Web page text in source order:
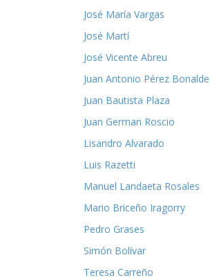
José María Vargas
José Martí
José Vicente Abreu
Juan Antonio Pérez Bonalde
Juan Bautista Plaza
Juan German Roscio
Lisandro Alvarado
Luis Razetti
Manuel Landaeta Rosales
Mario Briceño Iragorry
Pedro Grases
Simón Bolívar
Teresa Carreño